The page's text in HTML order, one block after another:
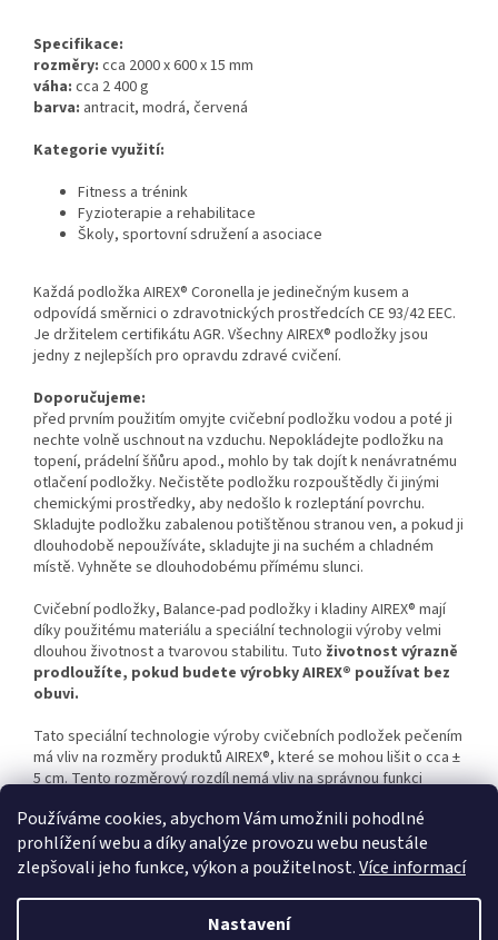
Používáme cookies, abychom Vám umožnili pohodlné
prohlížení webu a díky analýze provozu webu neustále
zlepšovali jeho funkce, výkon a použitelnost.Více informací
Nastavení
Specifikace:
rozměry: cca 2000 x 600 x 15 mm
váha: cca 2 400 g
barva: antracit, modrá, červená
Kategorie využití:
Fitness a trénink
Fyzioterapie a rehabilitace
Školy, sportovní sdružení a asociace
Každá podložka AIREX® Coronella je jedinečným kusem a
odpovídá směrnici o zdravotnických prostředcích CE 93/42 EEC.
Je držitelem certifikátu AGR. Všechny AIREX® podložky jsou
jedny z nejlepších pro opravdu zdravé cvičení.
Doporučujeme:
před prvním použitím omyjte cvičební podložku vodou a poté ji
nechte volně uschnout na vzduchu. Nepokládejte podložku na
topení, prádelní šňůru apod., mohlo by tak dojít k nenávratnému
otlačení podložky. Nečistěte podložku rozpouštědly či jinými
chemickými prostředky, aby nedošlo k rozleptání povrchu.
Skladujte podložku zabalenou potištěnou stranou ven, a pokud ji
dlouhodobě nepoužíváte, skladujte ji na suchém a chladném
místě. Vyhněte se dlouhodobému přímému slunci.
Cvičební podložky, Balance-pad podložky i kladiny AIREX® mají
díky použitému materiálu a speciální technologii výroby velmi
dlouhou životnost a tvarovou stabilitu. Tuto životnost výrazně
prodloužíte, pokud budete výrobky AIREX® používat bez
obuvi.
Tato speciální technologie výroby cvičebních podložek pečením
má vliv na rozměry produktů AIREX®, které se mohou lišit o cca ±
5 cm. Tento rozměrový rozdíl nemá vliv na správnou funkci
Vytvořil Shoptet